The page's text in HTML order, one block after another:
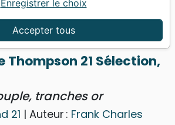
Bibles d'étude
21 Sélection, blanche -
tranches or
Thompson 21 Sélection,
tranches or
21 | Auteur : Frank Charles
Accepter tous
Enregistrer le choix